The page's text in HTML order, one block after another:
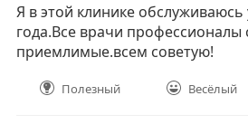
Я в этой клинике
года.Все врачи профессионалы
приемлимые.всем советую!
Полезный Весёлый